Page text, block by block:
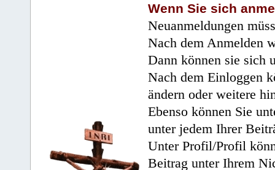
Wenn Sie sich
Neuanmeldungen
Nach dem Anmelden
Dann können sie sich
Nach dem Einloggen
ändern oder weitere
Ebenso können Sie
unter jedem Ihrer
Unter Profil/Profil
Beitrag unter Ihrem